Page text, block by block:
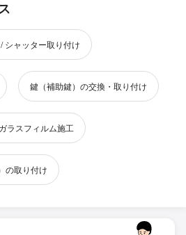
シャッター取り付け
鍵（補助鍵）の交換・取り付け
ラスフィルム施工
の取り付け